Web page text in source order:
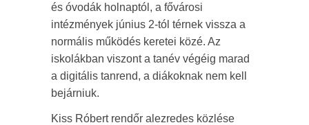
és óvodák holnaptól, a fővárosi
intézmények június 2-tól térnek vissza a
normális működés keretei közé. Az
iskolákban viszont a tanév végéig marad
a digitális tanrend, a diákoknak nem kell
bejárniuk.
Kiss Róbert rendőr alezredes közlése